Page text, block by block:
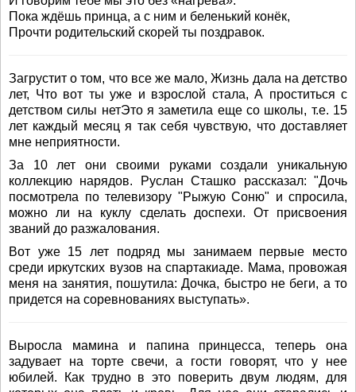
Пока ждёшь принца, а с ним и беленький конёк,
Прочти родительский скорей ты поздравок.
Загрустит о том, что все же мало, Жизнь дала на детство
лет, Что вот ты уже и взрослой стала, А проститься с
детством силы нетЭто я заметила еще со школы, т.е. 15
лет каждый месяц я так себя чувствую, что доставляет
мне неприятности.
За 10 лет они своими руками создали уникальную
коллекцию нарядов. Руслан Сташко рассказал: "Дочь
посмотрела по телевизору "Рыжую Соню" и спросила,
можно ли на куклу сделать доспехи. От присвоения
званий до разжалования.
Вот уже 15 лет подряд мы занимаем первые место
среди иркутских вузов на спартакиаде. Мама, провожая
меня на занятия, пошутила: Дочка, быстро не беги, а то
придется на соревнованиях выступать».
Выросла мамина и папина принцесса, теперь она
задувает на торте свечи, а гости говорят, что у нее
юбилей. Как трудно в это поверить двум людям, для